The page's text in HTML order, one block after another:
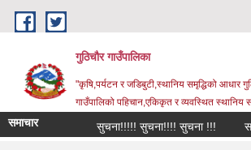
Skip to main content
गुठिचौर गाउँपालिका
"कृषि,पर्यटन र जडिबुटी,स्थानिय समृद्धिको आधार
गाउँपालिको पहिचान,एकिकृत र व्यवस्थित स्थानिय
समाचार सुचना!!!!! सुचना!!!! सुचना !!!